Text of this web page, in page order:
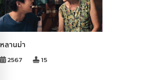
หลานม่า
2567 15